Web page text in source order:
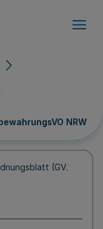
NRW
(GV.